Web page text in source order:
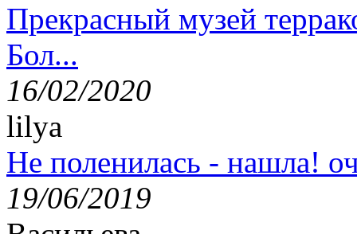
Прекрасный музей
Бол...
16/02/2020
lilya
Не поленилась - нашла!
19/06/2019